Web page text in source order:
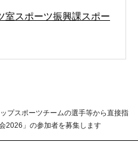
室スポーツ振興課スポー
プスポーツチームの選手等から直接指
2026」の参加者を募集します